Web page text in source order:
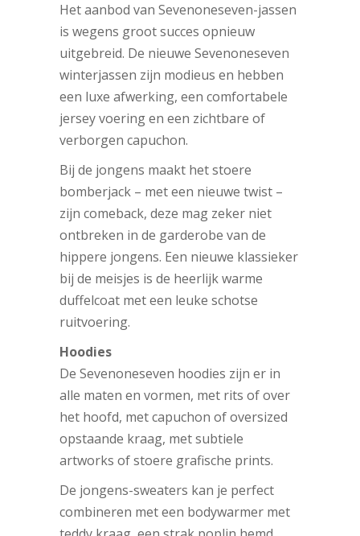
Het aanbod van Sevenoneseven-jassen
is wegens groot succes opnieuw
uitgebreid. De nieuwe Sevenoneseven
winterjassen zijn modieus en hebben
een luxe afwerking, een comfortabele
jersey voering en een zichtbare of
verborgen capuchon.
Bij de jongens maakt het stoere
bomberjack – met een nieuwe twist –
zijn comeback, deze mag zeker niet
ontbreken in de garderobe van de
hippere jongens. Een nieuwe klassieker
bij de meisjes is de heerlijk warme
duffelcoat met een leuke schotse
ruitvoering.
Hoodies
De Sevenoneseven hoodies zijn er in
alle maten en vormen, met rits of over
het hoofd, met capuchon of oversized
opstaande kraag, met subtiele
artworks of stoere grafische prints.
De jongens-sweaters kan je perfect
combineren met een bodywarmer met